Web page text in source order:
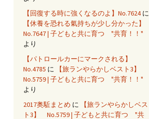
【回復する時に強くなるのよ】No.7624に
【休養を恐れる氣持ちが少し分かった】
No.7647 | 子どもと共に育つ "共育！！"
より
【パトロールカーにマークされる】
No.4785 に
【旅ランやらかしベスト3】
No.5759 | 子どもと共に育つ "共育！！"
より
2017奥駈まとめ に
【旅ランやらかしベス
ト3】 No.5759 | 子どもと共に育つ "共